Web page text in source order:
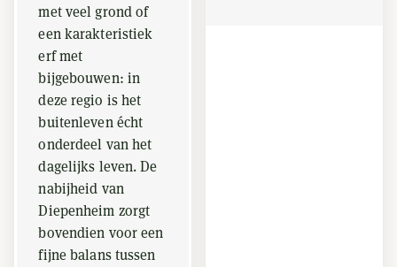
met veel grond of
een karakteristiek
erf met
bijgebouwen: in
deze regio is het
buitenleven écht
onderdeel van het
dagelijks leven. De
nabijheid van
Diepenheim zorgt
bovendien voor een
fijne balans tussen